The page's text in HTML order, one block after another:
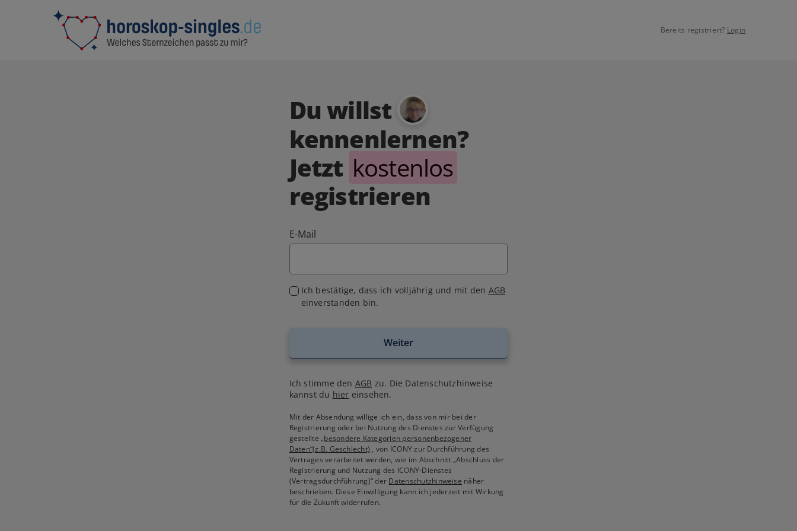
Bereits registriert? Login
Du willst
kennenlernen?
Jetzt kostenlos
registrieren
E-Mail
Ich bestätige, dass ich volljährig und mit den AGB
einverstanden bin.
Weiter
Ich stimme den AGB zu. Die Datenschutzhinweise
kannst du hier einsehen.
Mit der Absendung willige ich ein, dass von mir bei der
Registrierung oder bei Nutzung des Dienstes zur Verfügung
gestellte„besondere Kategorien personenbezogener
Daten“(z.B. Geschlecht) , von ICONY zur Durchführung des
Vertrages verarbeitet werden, wie im Abschnitt „Abschluss der
Registrierung und Nutzung des ICONY-Dienstes
(Vertragsdurchführung)“ der Datenschutzhinweise näher
beschrieben. Diese Einwilligung kann ich jederzeit mit Wirkung
für die Zukunft widerrufen.